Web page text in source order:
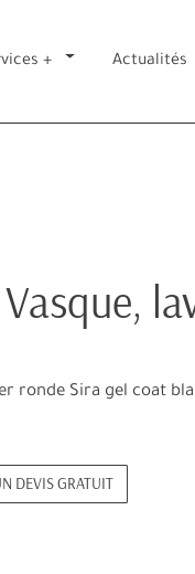
ronde Sira gel coat
DEVIS GRATUIT
+ Actualités